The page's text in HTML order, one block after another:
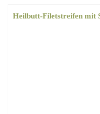
Heilbutt-Filetstreifen mit